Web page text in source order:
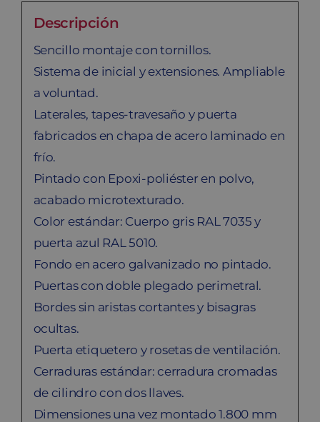
Descripción
Sencillo montaje con tornillos.
Sistema de inicial y extensiones. Ampliable
a voluntad.
Laterales, tapes-travesaño y puerta
fabricados en chapa de acero laminado en
frío.
Pintado con Epoxi-poliéster en polvo,
acabado microtexturado.
Color estándar: Cuerpo gris RAL 7035 y
puerta azul RAL 5010.
Fondo en acero galvanizado no pintado.
Puertas con doble plegado perimetral.
Bordes sin aristas cortantes y bisagras
ocultas.
Puerta etiquetero y rosetas de ventilación.
Cerraduras estándar: cerradura cromadas
de cilindro con dos llaves.
Dimensiones una vez montado 1.800 mm